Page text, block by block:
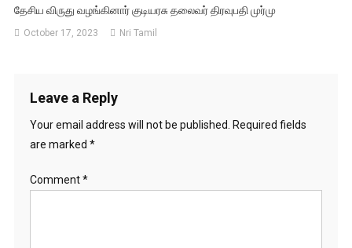
தேசிய விருது வழங்கினார் குடியரசு தலைவர் திரவுபதி முர்மு
October 17, 2023 Nri Tamil
Leave a Reply
Your email address will not be published.
Required fields
are marked *
Comment*